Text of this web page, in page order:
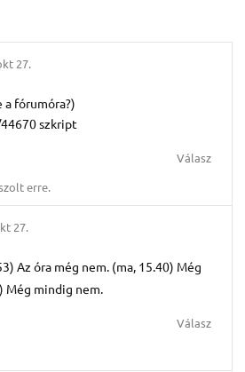
27.
fórumóra?)
szkript
Válasz
erre.
27.
Az óra még nem. (ma, 15.40) Még
Még mindig nem.
Válasz